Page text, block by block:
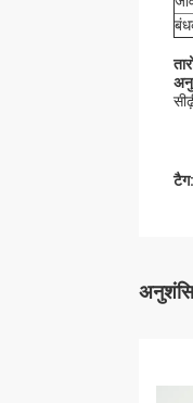
टैग: